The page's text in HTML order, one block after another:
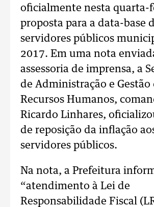
oficialmente nesta quarta-
proposta para a data-base
servidores públicos
2017. Em uma nota
assessoria de imprensa, a
de Administração e Gestão
Recursos Humanos,
Ricardo Linhares,
de reposição da inflação
servidores públicos.
Na nota, a Prefeitura
“atendimento à Lei de
Responsabilidade Fiscal